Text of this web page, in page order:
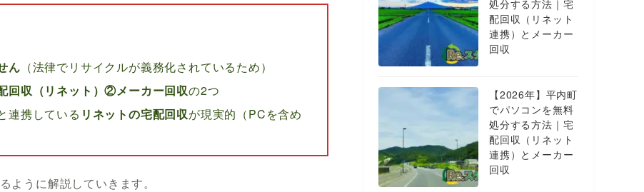
ん （法律でリサイクルが義務化されているため）
回収（リネット）②メーカー回収の2つ
連携している リネットの宅配回収が現実的（PCを含め
ように解説していきます。
処分する方法｜宅
配回収（リネット
連携）とメーカー
回収
【2026年】平内町
でパソコンを無料
処分する方法｜宅
配回収（リネット
連携）とメーカー
回収